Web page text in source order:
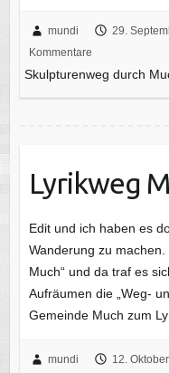
mundi 29.
Kommentare
Skulpturenweg durch
Lyrikweg
Edit und ich haben es
Wanderung zu
Much“ und da traf es
Aufräumen die „Weg-
Gemeinde Much zum
mundi 12.